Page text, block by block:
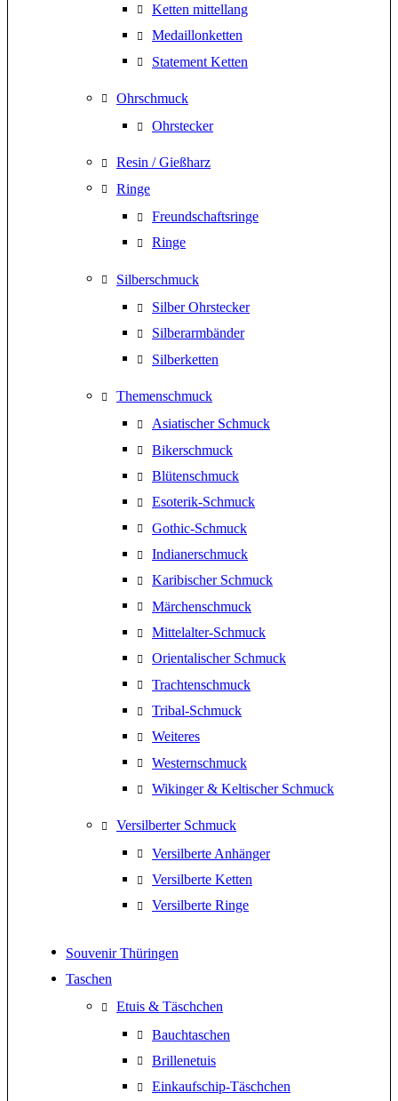
Ketten mittellang
Medaillonketten
Statement Ketten
Ohrschmuck
Ohrstecker
Resin / Gießharz
Ringe
Freundschaftsringe
Ringe
Silberschmuck
Silber Ohrstecker
Silberarmbänder
Silberketten
Themenschmuck
Asiatischer Schmuck
Bikerschmuck
Blütenschmuck
Esoterik-Schmuck
Gothic-Schmuck
Indianerschmuck
Karibischer Schmuck
Märchenschmuck
Mittelalter-Schmuck
Orientalischer Schmuck
Trachtenschmuck
Tribal-Schmuck
Weiteres
Westernschmuck
Wikinger & Keltischer Schmuck
Versilberter Schmuck
Versilberte Anhänger
Versilberte Ketten
Versilberte Ringe
Souvenir Thüringen
Taschen
Etuis & Täschchen
Bauchtaschen
Brillenetuis
Einkaufschip-Täschchen